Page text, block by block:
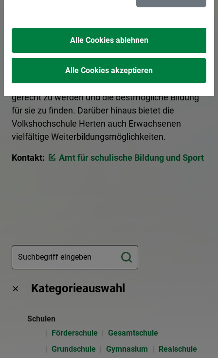
Bürgerinnen und Bürger optimal auf ihre Zukunft
vor. Eltern haben die Möglichkeit, sich über die
verschiedenen Schulformen von Grundschulen bis
zu weiterführenden Schulen zu informieren, um
den individuellen Bedürfnissen ihrer Kinder
gerecht zu werden und die bestmögliche Bildung
für sie zu finden. Darüber hinaus bietet die
Volkshochschule Herten auch Erwachsenen
vielfältige Weiterbildungsmöglichkeiten.
Kontakt: Amt für schulische Bildung und Sport
Kategorieauswahl
Schulen
Förderschule
Gesamtschule
Grundschule
Gymnasium
Realschule
Alle Cookies ablehnen
Alle Cookies akzeptieren